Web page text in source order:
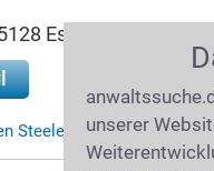
Essen
Steele (23,39km)
unserer